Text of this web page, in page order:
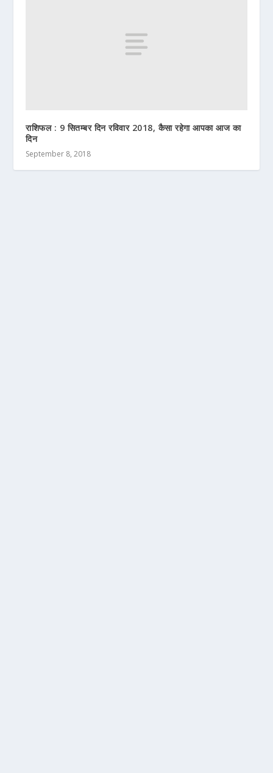
राशिफल : 9 सितम्बर दिन रविवार 2018, कैसा रहेगा आपका आज का
दिन
September 8, 2018